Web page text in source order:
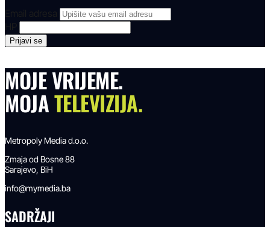
Email adresa
MOJE VRIJEME.
MOJATELEVIZIJA.
Metropoly Media d.o.o.
Zmaja od Bosne 88
Sarajevo, BiH
info@mymedia.ba
SADRŽAJI